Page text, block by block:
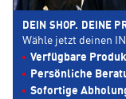
DEIN SHOP. DEINE
Wähle jetzt deinen
Verfügbare
Persönliche
Sofortige